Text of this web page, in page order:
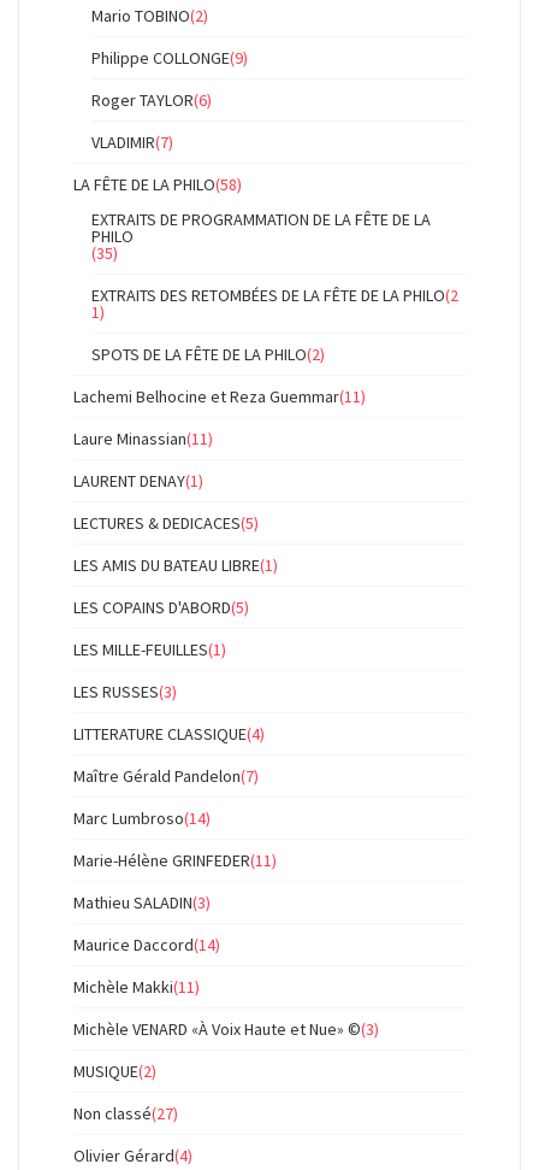
Mario TOBINO(2)
Philippe COLLONGE(9)
Roger TAYLOR(6)
VLADIMIR(7)
LA FÊTE DE LA PHILO(58)
EXTRAITS DE PROGRAMMATION DE LA FÊTE DE LA
PHILO
(35)
EXTRAITS DES RETOMBÉES DE LA FÊTE DE LA PHILO(2
1)
SPOTS DE LA FÊTE DE LA PHILO(2)
Lachemi Belhocine et Reza Guemmar(11)
Laure Minassian(11)
LAURENT DENAY(1)
LECTURES & DEDICACES(5)
LES AMIS DU BATEAU LIBRE(1)
LES COPAINS D'ABORD(5)
LES MILLE-FEUILLES(1)
LES RUSSES(3)
LITTERATURE CLASSIQUE(4)
Maître Gérald Pandelon(7)
Marc Lumbroso(14)
Marie-Hélène GRINFEDER(11)
Mathieu SALADIN(3)
Maurice Daccord(14)
Michèle Makki(11)
Michèle VENARD «À Voix Haute et Nue» ©(3)
MUSIQUE(2)
Non classé(27)
Olivier Gérard(4)